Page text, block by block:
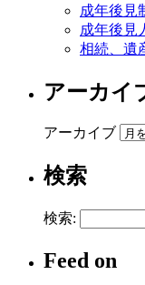
成年後見
成年後見
相続、遺
アーカイ
アーカイブ
検索
検索:
Feed on